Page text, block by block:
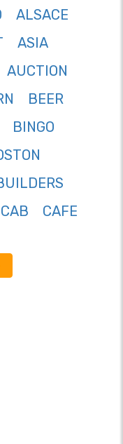
ALSACE
ASIA
AUCTION
BEER
BINGO
CAB
CAFE